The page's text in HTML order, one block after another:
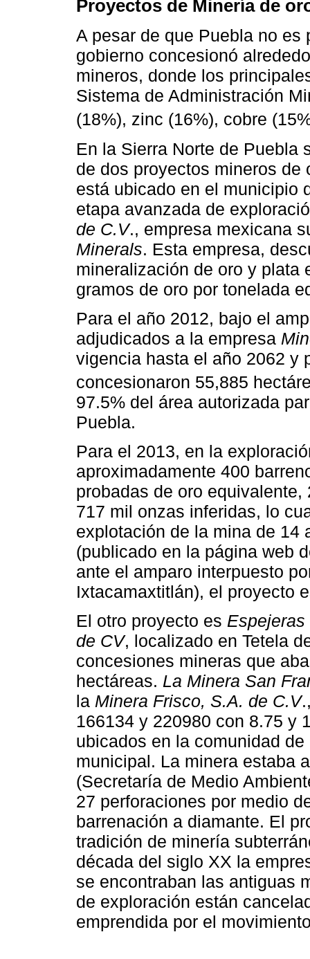
Proyectos de Minería de
A pesar de que Puebla no es
gobierno concesionó
mineros, donde los
Sistema de Administración
(18%), zinc (16%), cobre
En la Sierra Norte de Puebla
de dos proyectos mineros
está ubicado en el municipio
etapa avanzada de
de C.V., empresa mexicana
Minerals. Esta empresa,
mineralización de oro y plata
gramos de oro por tonelada
Para el año 2012, bajo el
adjudicados a la empresa
vigencia hasta el año 2062 y
concesionaron 55,885
97.5% del área autorizada
Puebla.
Para el 2013, en la
aproximadamente 400
probadas de oro
717 mil onzas inferidas, lo
explotación de la mina de 14
(publicado en la página web
ante el amparo interpuesto
Ixtacamaxtitlán), el proyecto
El otro proyecto es Espejeras
de CV, localizado en Tetela
concesiones mineras que
hectáreas. La Minera San
la Minera Frisco, S.A. de C.V
166134 y 220980 con 8.75 y
ubicados en la comunidad
municipal. La minera estaba
(Secretaría de Medio
27 perforaciones por medio
barrenación a diamante. El
tradición de minería
década del siglo XX la
se encontraban las antiguas
de exploración están
emprendida por el